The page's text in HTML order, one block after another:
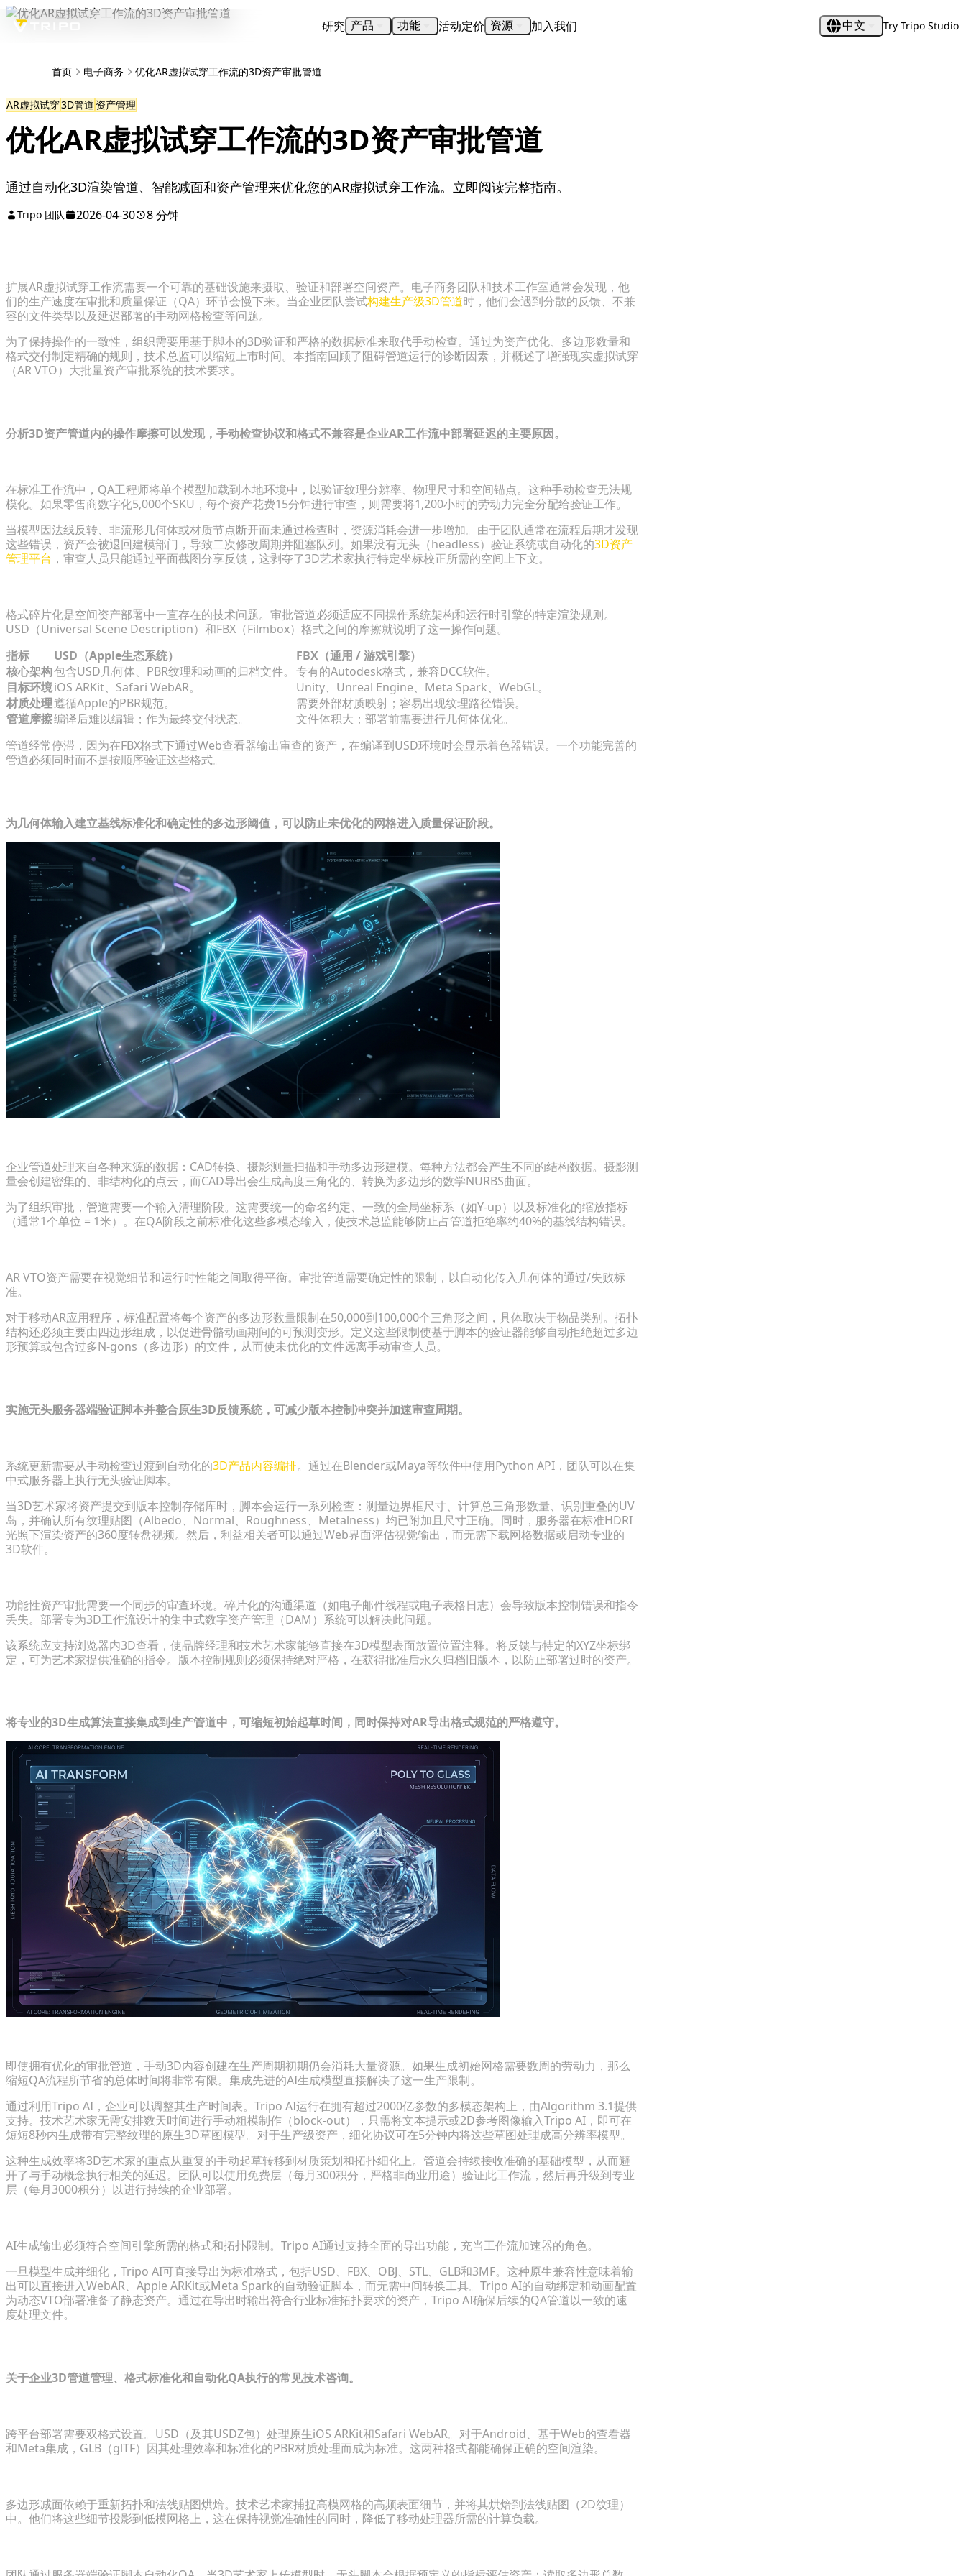
研究 产品 功能 活动定价 资源 加入我们 中文 Try Tripo Studio
首页 电子商务 优化AR虚拟试穿工作流的3D资产审批管道
AR虚拟试穿3D管道 资产管理
优化AR虚拟试穿工作流的3D资产审批管道
通过自动化3D渲染管道、智能减面和资产管理来优化您的AR虚拟试穿工作流。立即阅读完整指南。
Tripo 团队 2026-04-30 8 分钟
扩展AR虚拟试穿工作流需要一个可靠的基础设施来摄取、验证和部署空间资产。电子商务团队和技术工作室通常会发现，他
们的生产速度在审批和质量保证（QA）环节会慢下来。当企业团队尝试构建生产级3D管道时，他们会遇到分散的反馈、不兼
容的文件类型以及延迟部署的手动网格检查等问题。
为了保持操作的一致性，组织需要用基于脚本的3D验证和严格的数据标准来取代手动检查。通过为资产优化、多边形数量和
格式交付制定精确的规则，技术总监可以缩短上市时间。本指南回顾了阻碍管道运行的诊断因素，并概述了增强现实虚拟试穿
（AR VTO）大批量资产审批系统的技术要求。
分析3D资产管道内的操作摩擦可以发现，手动检查协议和格式不兼容是企业AR工作流中部署延迟的主要原因。
在标准工作流中，QA工程师将单个模型加载到本地环境中，以验证纹理分辨率、物理尺寸和空间锚点。这种手动检查无法规
模化。如果零售商数字化5,000个SKU，每个资产花费15分钟进行审查，则需要将1,200小时的劳动力完全分配给验证工作。
当模型因法线反转、非流形几何体或材质节点断开而未通过检查时，资源消耗会进一步增加。由于团队通常在流程后期才发现
这些错误，资产会被退回建模部门，导致二次修改周期并阻塞队列。如果没有无头（headless）验证系统或自动化的3D资产
管理平台 ，审查人员只能通过平面截图分享反馈，这剥夺了3D艺术家执行特定坐标校正所需的空间上下文。
格式碎片化是空间资产部署中一直存在的技术问题。审批管道必须适应不同操作系统架构和运行时引擎的特定渲染规则。
USD（Universal Scene Description）和FBX（Filmbox）格式之间的摩擦就说明了这一操作问题。
指标
USD（Apple生态系统）
FBX（通用 / 游戏引擎）
核心架构包含USD几何体、PBR纹理和动画的归档文件。 专有的Autodesk格式，兼容DCC软件。
目标环境iOS ARKit、Safari WebAR。
Unity、Unreal Engine、Meta Spark、WebGL。
材质处理遵循Apple的PBR规范。
需要外部材质映射；容易出现纹理路径错误。
管道摩擦编译后难以编辑；作为最终交付状态。
文件体积大；部署前需要进行几何体优化。
管道经常停滞，因为在FBX格式下通过Web查看器输出审查的资产，在编译到USD环境时会显示着色器错误。一个功能完善的
管道必须同时而不是按顺序验证这些格式。
为几何体输入建立基线标准化和确定性的多边形阈值，可以防止未优化的网格进入质量保证阶段。
企业管道处理来自各种来源的数据：CAD转换、摄影测量扫描和手动多边形建模。每种方法都会产生不同的结构数据。摄影测
量会创建密集的、非结构化的点云，而CAD导出会生成高度三角化的、转换为多边形的数学NURBS曲面。
为了组织审批，管道需要一个输入清理阶段。这需要统一的命名约定、一致的全局坐标系（如Y-up）以及标准化的缩放指标
（通常1个单位 = 1米）。在QA阶段之前标准化这些多模态输入，使技术总监能够防止占管道拒绝率约40%的基线结构错误。
AR VTO资产需要在视觉细节和运行时性能之间取得平衡。审批管道需要确定性的限制，以自动化传入几何体的通过/失败标
准。
对于移动AR应用程序，标准配置将每个资产的多边形数量限制在50,000到100,000个三角形之间，具体取决于物品类别。拓扑
结构还必须主要由四边形组成，以促进骨骼动画期间的可预测变形。定义这些限制使基于脚本的验证器能够自动拒绝超过多边
形预算或包含过多N-gons（多边形）的文件，从而使未优化的文件远离手动审查人员。
实施无头服务器端验证脚本并整合原生3D反馈系统，可减少版本控制冲突并加速审查周期。
系统更新需要从手动检查过渡到自动化的3D产品内容编排。通过在Blender或Maya等软件中使用Python API，团队可以在集
中式服务器上执行无头验证脚本。
当3D艺术家将资产提交到版本控制存储库时，脚本会运行一系列检查：测量边界框尺寸、计算总三角形数量、识别重叠的UV
岛，并确认所有纹理贴图（Albedo、Normal、Roughness、Metalness）均已附加且尺寸正确。同时，服务器在标准HDRI
光照下渲染资产的360度转盘视频。然后，利益相关者可以通过Web界面评估视觉输出，而无需下载网格数据或启动专业的
3D软件。
功能性资产审批需要一个同步的审查环境。碎片化的沟通渠道（如电子邮件线程或电子表格日志）会导致版本控制错误和指令
丢失。部署专为3D工作流设计的集中式数字资产管理（DAM）系统可以解决此问题。
该系统应支持浏览器内3D查看，使品牌经理和技术艺术家能够直接在3D模型表面放置位置注释。将反馈与特定的XYZ坐标绑
定，可为艺术家提供准确的指令。版本控制规则必须保持绝对严格，在获得批准后永久归档旧版本，以防止部署过时的资产。
将专业的3D生成算法直接集成到生产管道中，可缩短初始起草时间，同时保持对AR导出格式规范的严格遵守。
即使拥有优化的审批管道，手动3D内容创建在生产周期初期仍会消耗大量资源。如果生成初始网格需要数周的劳动力，那么
缩短QA流程所节省的总体时间将非常有限。集成先进的AI生成模型直接解决了这一生产限制。
通过利用Tripo AI，企业可以调整其生产时间表。Tripo AI运行在拥有超过2000亿参数的多模态架构上，由Algorithm 3.1提供
支持。技术艺术家无需安排数天时间进行手动粗模制作（block-out），只需将文本提示或2D参考图像输入Tripo AI，即可在
短短8秒内生成带有完整纹理的原生3D草图模型。对于生产级资产，细化协议可在5分钟内将这些草图处理成高分辨率模型。
这种生成效率将3D艺术家的重点从重复的手动起草转移到材质策划和拓扑细化上。管道会持续接收准确的基础模型，从而避
开了与手动概念执行相关的延迟。团队可以使用免费层（每月300积分，严格非商业用途）验证此工作流，然后再升级到专业
层（每月3000积分）以进行持续的企业部署。
AI生成输出必须符合空间引擎所需的格式和拓扑限制。Tripo AI通过支持全面的导出功能，充当工作流加速器的角色。
一旦模型生成并细化，Tripo AI可直接导出为标准格式，包括USD、FBX、OBJ、STL、GLB和3MF。这种原生兼容性意味着输
出可以直接进入WebAR、Apple ARKit或Meta Spark的自动验证脚本，而无需中间转换工具。Tripo AI的自动绑定和动画配置
为动态VTO部署准备了静态资产。通过在导出时输出符合行业标准拓扑要求的资产，Tripo AI确保后续的QA管道以一致的速
度处理文件。
关于企业3D管道管理、格式标准化和自动化QA执行的常见技术咨询。
跨平台部署需要双格式设置。USD（及其USDZ包）处理原生iOS ARKit和Safari WebAR。对于Android、基于Web的查看器
和Meta集成，GLB（glTF）因其处理效率和标准化的PBR材质处理而成为标准。这两种格式都能确保正确的空间渲染。
多边形减面依赖于重新拓扑和法线贴图烘焙。技术艺术家捕捉高模网格的高频表面细节，并将其烘焙到法线贴图（2D纹理）
中。他们将这些细节投影到低模网格上，这在保持视觉准确性的同时，降低了移动处理器所需的计算负载。